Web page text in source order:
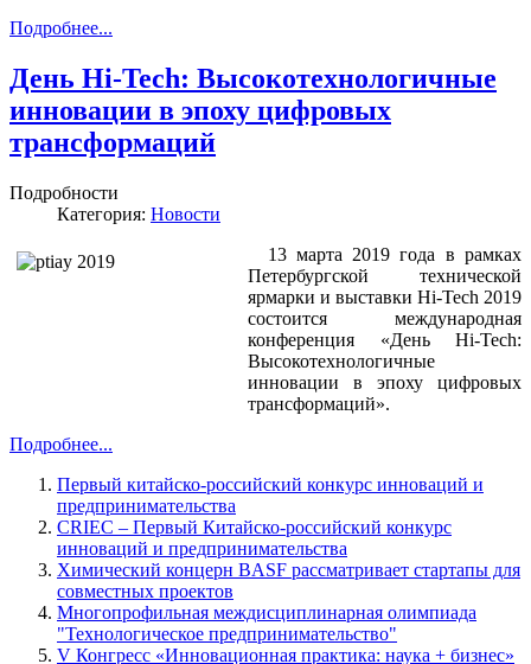
Подробнее...
День Hi-Tech: Высокотехнологичные
инновации в эпоху цифровых
трансформаций
Подробности
Категория: Новости
13 марта 2019 года в рамках
Петербургской технической
ярмарки и выставки Hi-Tech 2019
состоится международная
конференция «День Hi-Tech:
Высокотехнологичные
инновации в эпоху цифровых
трансформаций».
Подробнее...
Первый китайско-российский конкурс инноваций и
предпринимательства
CRIEC – Первый Китайско-российский конкурс
инноваций и предпринимательства
Химический концерн BASF рассматривает стартапы для
совместных проектов
Многопрофильная междисциплинарная олимпиада
"Технологическое предпринимательство"
V Конгресс «Инновационная практика: наука + бизнес»